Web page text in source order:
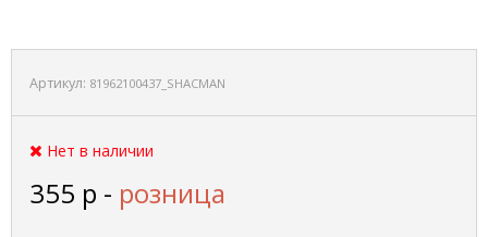
Артикул: 81962100437_SHACMAN
Нет в наличии
355 р - розница